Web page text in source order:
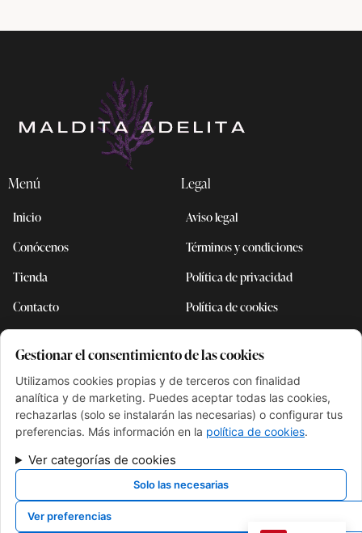
Menú
Inicio
Conócenos
Tienda
Contacto
Legal
Aviso legal
Términos y condiciones
Política de privacidad
Política de cookies
FINANCIADO POR LA UNIÓN EUROPEA CON EL PROGRAMA
KIT DIGITAL POR LOS FONDOS NEXT GENERATION (EU) DEL
MECANISMO DE RECUPERACIÓN Y RESILIENCIA
Gestionar el consentimiento de las cookies
Utilizamos cookies propias y de terceros con finalidad
analítica y de marketing. Puedes aceptar todas las cookies,
rechazarlas (solo se instalarán las necesarias) o configurar tus
preferencias. Más información en la política de cookies.
Ver categorías de cookies
Solo las necesarias
Ver preferencias